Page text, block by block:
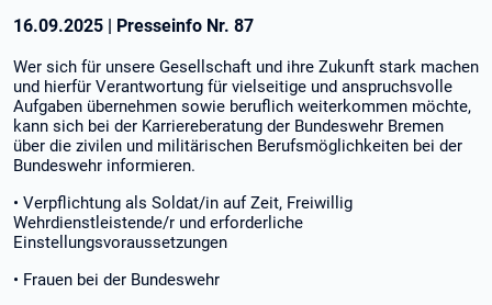
16.09.2025 | Presseinfo Nr. 87
Wer sich für unsere Gesellschaft und ihre Zukunft stark machen
und hierfür Verantwortung für vielseitige und anspruchsvolle
Aufgaben übernehmen sowie beruflich weiterkommen möchte,
kann sich bei der Karriereberatung der Bundeswehr Bremen
über die zivilen und militärischen Berufsmöglichkeiten bei der
Bundeswehr informieren.
• Verpflichtung als Soldat/in auf Zeit, Freiwillig
Wehrdienstleistende/r und erforderliche
Einstellungsvoraussetzungen
• Frauen bei der Bundeswehr